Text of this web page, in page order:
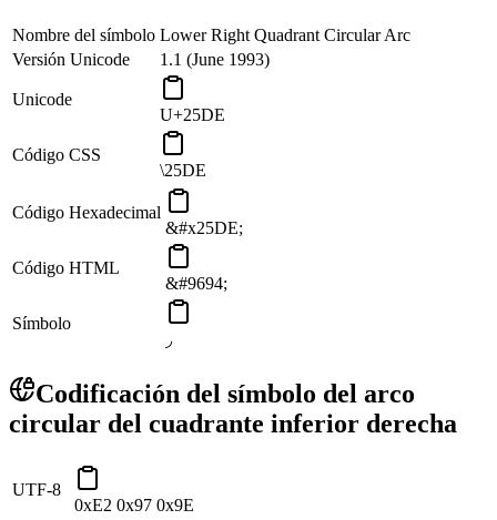
Nombre del símbolo Lower Right Quadrant Circular Arc
Versión Unicode
1.1 (June 1993)
Unicode
U+25DE
Código CSS
\25DE
Código Hexadecimal
&#x25DE;
Código HTML
&#9694;
Símbolo
◞
Codificación del símbolo del arco
circular del cuadrante inferior derecha
UTF-8
0xE2 0x97 0x9E